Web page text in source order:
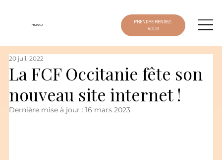
HIMAKU
PRENDRE RENDEZ-
VOUS
La FCF Occitanie fête son
nouveau site internet !
20 juil. 2022
Dernière mise à jour : 16 mars 2023